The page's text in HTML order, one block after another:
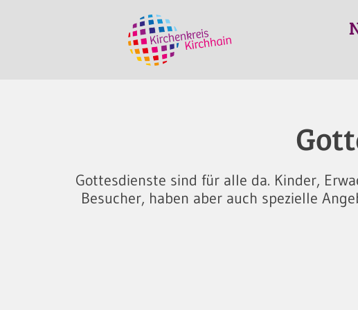
Gottesdienste sind für alle da. Kinder,
Besucher, haben aber auch spezielle